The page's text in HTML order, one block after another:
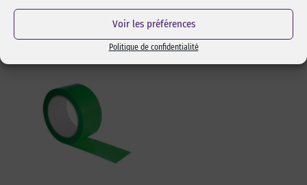
Voir les préférences
Politique de confidentialité
Réf Pixcl : ALISPIXSPR005